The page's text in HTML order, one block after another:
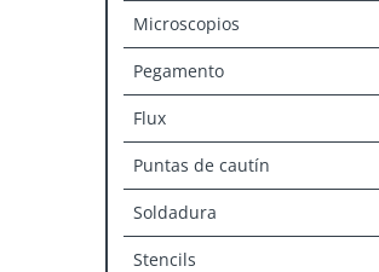
Microscopios
Pegamento
Flux
Puntas de cautín
Soldadura
Stencils